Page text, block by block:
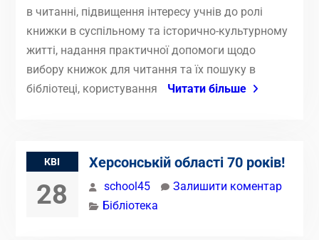
в читанні, підвищення інтересу учнів до ролі
книжки в суспільному та історично-культурному
житті, надання практичної допомоги щодо
вибору книжок для читання та їх пошуку в
бібліотеці, користування
Читати більше
КВІ
28
Херсонській області 70 років!
school45
Залишити коментар
Бібліотека